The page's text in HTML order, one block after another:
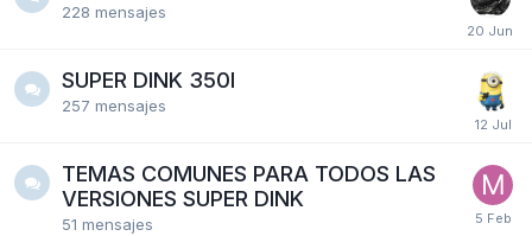
228 mensajes
SUPER DINK 350I
257 mensajes
TEMAS COMUNES PARA TODOS LAS
VERSIONES SUPER DINK
51 mensajes